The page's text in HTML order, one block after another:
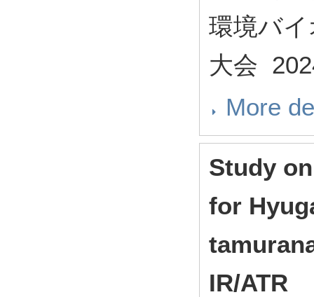
環境バ
大会
More
Study
for
IR/ATR